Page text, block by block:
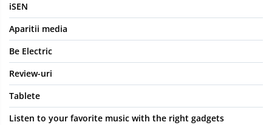
iSEN
Aparitii media
Be Electric
Review-uri
Tablete
Listen to your favorite music with the right gadgets